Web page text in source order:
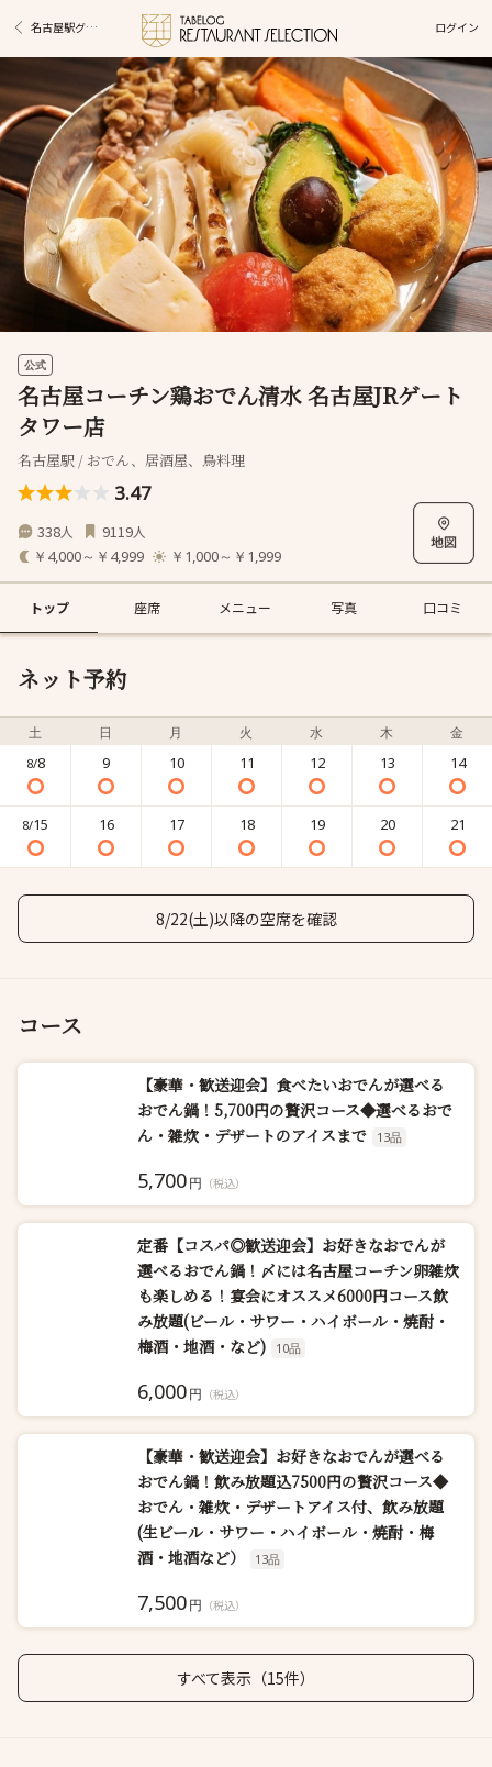
名古屋駅グルメ ログイン
公式
名古屋コーチン鶏おでん清水 名古屋JRゲート
タワー店
名古屋駅 / おでん、居酒屋、鳥料理
3.47
338人 9119人
￥4,000～￥4,999 ￥1,000～￥1,999
トップ 座席 メニュー 写真 口コミ
ネット予約
土 日 月 火 水 木 金
8/8 9 10 11 12 13 14
8/15 16 17 18 19 20 21
8/22(土)以降の空席を確認
コース
【豪華・歓送迎会】食べたいおでんが選べる
おでん鍋！5,700円の贅沢コース◆選べるおで
ん・雑炊・デザートのアイスまで
13品
5,700円 （税込）
定番【コスパ◎歓送迎会】お好きなおでんが
選べるおでん鍋！〆には名古屋コーチン卵雑炊
も楽しめる！宴会にオススメ6000円コース飲
み放題(ビール・サワー・ハイボール・焼酎・
梅酒・地酒・など)
10品
6,000円 （税込）
【豪華・歓送迎会】お好きなおでんが選べる
おでん鍋！飲み放題込7500円の贅沢コース◆
おでん・雑炊・デザートアイス付、飲み放題
(生ビール・サワー・ハイボール・焼酎・梅
酒・地酒など）
13品
7,500円 （税込）
すべて表示（15件）